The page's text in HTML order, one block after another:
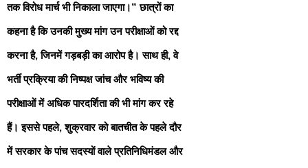
तक विरोध मार्च भी निकाला जाएगा।” छात्रों का
कहना है कि उनकी मुख्य मांग उन परीक्षाओं को रद्द
करना है, जिनमें गड़बड़ी का आरोप है। साथ ही, वे
भर्ती प्रक्रिया की निष्पक्ष जांच और भविष्य की
परीक्षाओं में अधिक पारदर्शिता की भी मांग कर रहे
हैं। इससे पहले, शुक्रवार को बातचीत के पहले दौर
में सरकार के पांच सदस्यों वाले प्रतिनिधिमंडल और